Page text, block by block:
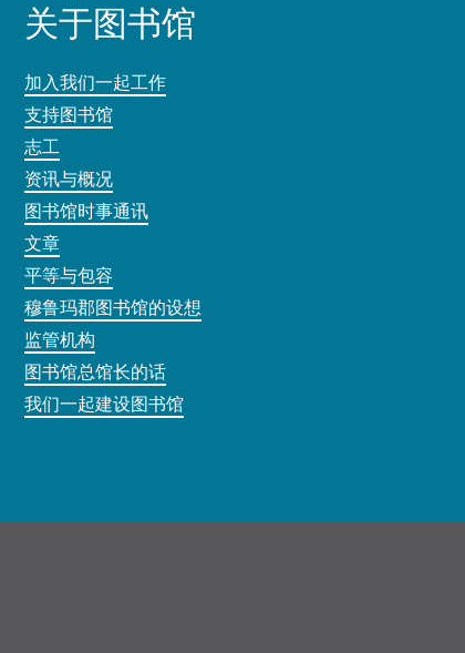
关于图书馆
加入我们一起工作
支持图书馆
志工
资讯与概况
图书馆时事通讯
文章
平等与包容
穆鲁玛郡图书馆的设想
监管机构
图书馆总馆长的话
我们一起建设图书馆